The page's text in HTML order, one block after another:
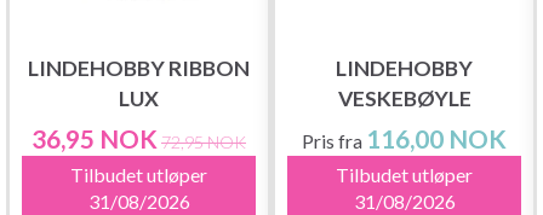
LINDEHOBBY RIBBON
LUX
36,95 NOK 72,95 NOK
Tilbudet utløper
31/08/2026
LINDEHOBBY
VESKEBØYLE
Pris fra 116,00 NOK
Tilbudet utløper
31/08/2026